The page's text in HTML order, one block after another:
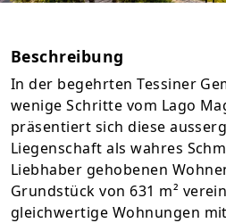
Beschreibung
In der begehrten Tessiner
wenige Schritte vom Lago
präsentiert sich diese
Liegenschaft als wahres
Liebhaber gehobenen
Grundstück von 631 m²
gleichwertige Wohnungen mit